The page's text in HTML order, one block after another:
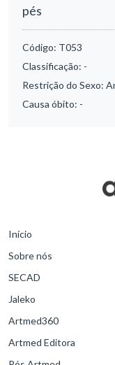
pés
Código: T053
Classificação: -
Restrição do Sexo:
Causa óbito: -
Início
Sobre nós
SECAD
Jaleko
Artmed360
Artmed Editora